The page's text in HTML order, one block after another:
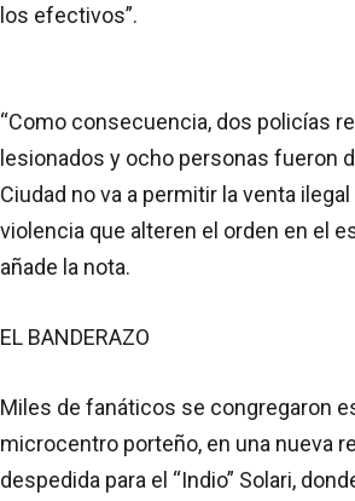
los efectivos”.
“Como consecuencia, dos policías
lesionados y ocho personas fueron
Ciudad no va a permitir la venta
violencia que alteren el orden en el
añade la nota.
EL BANDERAZO
Miles de fanáticos se congregaron
microcentro porteño, en una nueva
despedida para el “Indio” Solari,